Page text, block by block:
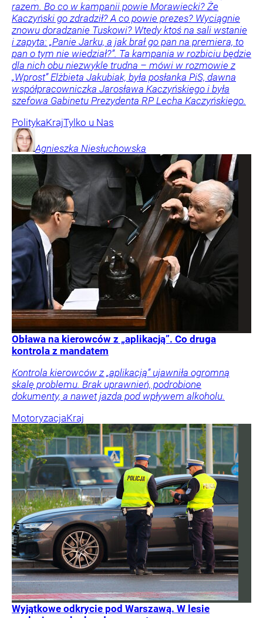
razem. Bo co w kampanii powie Morawiecki? Że
Kaczyński go zdradził? A co powie prezes? Wyciągnie
znowu doradzanie Tuskowi? Wtedy ktoś na sali wstanie
i zapyta: „Panie Jarku, a jak brał go pan na premiera, to
pan o tym nie wiedział?”. Ta kampania w rozbiciu będzie
dla nich obu niezwykle trudna – mówi w rozmowie z
„Wprost” Elżbieta Jakubiak, była posłanka PiS, dawna
współpracowniczka Jarosława Kaczyńskiego i była
szefowa Gabinetu Prezydenta RP Lecha Kaczyńskiego.
PolitykaKrajTylko u Nas
Agnieszka Niesłuchowska
Obława na kierowców z „aplikacją”. Co druga
kontrola z mandatem
Kontrola kierowców z „aplikacją” ujawniła ogromną
skalę problemu. Brak uprawnień, podrobione
dokumenty, a nawet jazda pod wpływem alkoholu.
MotoryzacjaKraj
Wyjątkowe odkrycie pod Warszawą. W lesie